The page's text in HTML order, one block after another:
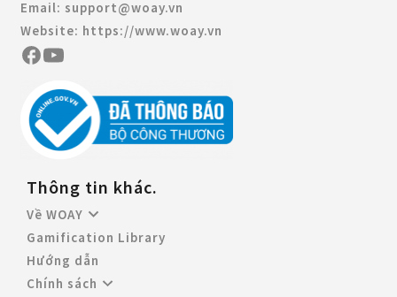
Email: support@woay.vn
Website: https://www.woay.vn
Thông tin khác.
Về WOAY
Gamification Library
Hướng dẫn
Chính sách